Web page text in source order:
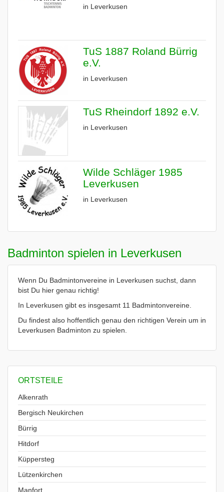
in Leverkusen
TuS 1887 Roland Bürrig
e.V.
in Leverkusen
TuS Rheindorf 1892 e.V.
in Leverkusen
Wilde Schläger 1985
Leverkusen
in Leverkusen
Badminton spielen in Leverkusen
Wenn Du Badmintonvereine in Leverkusen suchst, dann
bist Du hier genau richtig!
In Leverkusen gibt es insgesamt 11 Badmintonvereine.
Du findest also hoffentlich genau den richtigen Verein um in
Leverkusen Badminton zu spielen.
ORTSTEILE
Alkenrath
Bergisch Neukirchen
Bürrig
Hitdorf
Küppersteg
Lützenkirchen
Manfort